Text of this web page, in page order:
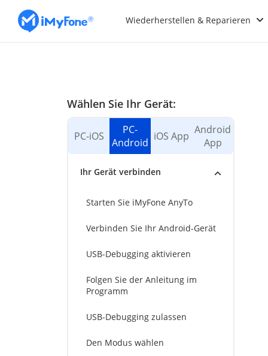
Wiederherstellen & Reparieren
Wählen Sie Ihr Gerät:
PC-iOS
PC-
Android iOS App Android
App
Ihr Gerät verbinden
Starten Sie iMyFone AnyTo
Verbinden Sie Ihr Android-Gerät
USB-Debugging aktivieren
Folgen Sie der Anleitung im
Programm
USB-Debugging zulassen
Den Modus wählen